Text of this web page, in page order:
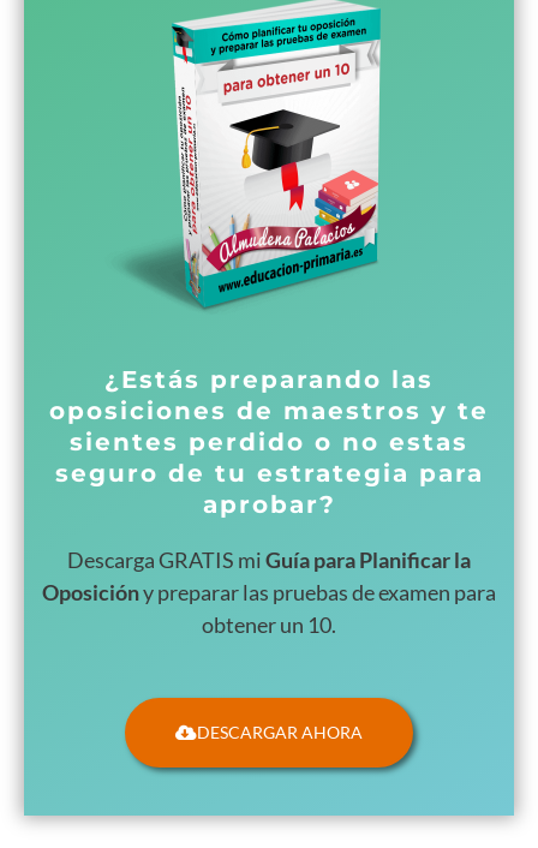
¿Estás preparando las
oposiciones de maestros y te
sientes perdido o no estas
seguro de tu estrategia para
aprobar?
Descarga GRATIS miGuía para Planificar la
Oposicióny preparar las pruebas de examen para
obtener un 10.
DESCARGAR AHORA